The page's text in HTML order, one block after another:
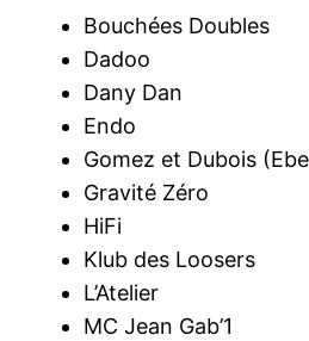
Bouchées Doubles
Dadoo
Dany Dan
Endo
Gomez et Dubois
Gravité Zéro
HiFi
Klub des Loosers
L’Atelier
MC Jean Gab’1